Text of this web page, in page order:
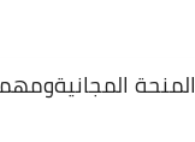
للقبول في المنحة